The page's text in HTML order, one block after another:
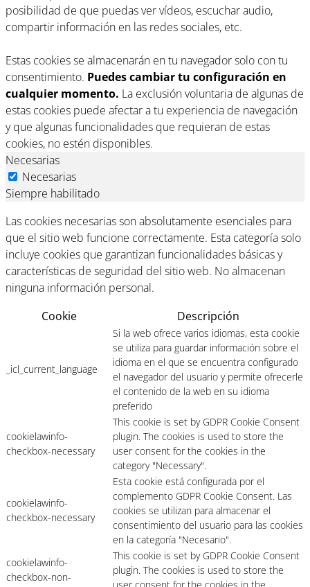
posibilidad de que puedas ver vídeos, escuchar audio,
compartir información en las redes sociales, etc.
Estas cookies se almacenarán en tu navegador solo con tu
consentimiento. Puedes cambiar tu configuración en
cualquier momento. La exclusión voluntaria de algunas de
estas cookies puede afectar a tu experiencia de navegación
y que algunas funcionalidades que requieran de estas
cookies, no estén disponibles.
Necesarias
Necesarias
Siempre habilitado
Las cookies necesarias son absolutamente esenciales para
que el sitio web funcione correctamente. Esta categoría solo
incluye cookies que garantizan funcionalidades básicas y
características de seguridad del sitio web. No almacenan
ninguna información personal.
Cookie
Descripción
_icl_current_language
Si la web ofrece varios idiomas, esta cookie
se utiliza para guardar información sobre el
idioma en el que se encuentra configurado
el navegador del usuario y permite ofrecerle
el contenido de la web en su idioma
preferido
cookielawinfo-
checkbox-necessary
This cookie is set by GDPR Cookie Consent
plugin. The cookies is used to store the
user consent for the cookies in the
category "Necessary".
cookielawinfo-
checkbox-necessary
Esta cookie está configurada por el
complemento GDPR Cookie Consent. Las
cookies se utilizan para almacenar el
consentimiento del usuario para las cookies
en la categoría "Necesario".
cookielawinfo-
checkbox-non-
This cookie is set by GDPR Cookie Consent
plugin. The cookies is used to store the